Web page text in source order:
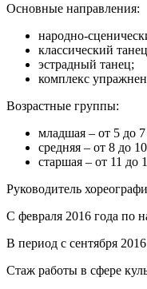
Основные направления:
народно-
классический
эстрадный танец;
комплекс
Возрастные группы:
младшая – от 5 до 7
средняя – от 8 до
старшая – от 11 до
Руководитель
С февраля 2016 года по
В период с сентября
Стаж работы в сфере